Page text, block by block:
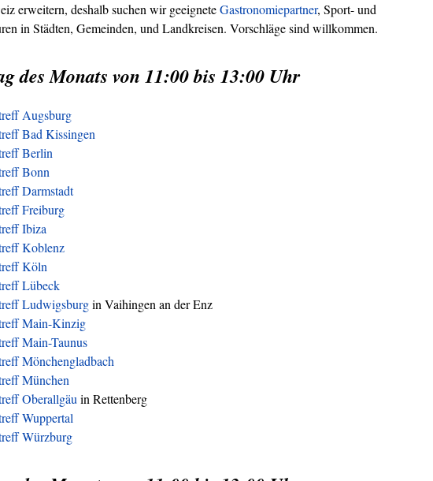
erweitern, deshalb suchen wir geeigneteGastronomiepartner, Sport- und
in Städten, Gemeinden, und Landkreisen. Vorschläge sind willkommen.
des Monats von 11:00 bis 13:00 Uhr
Augsburg
Bad Kissingen
Berlin
Bonn
Darmstadt
Freiburg
Ibiza
Koblenz
Köln
Lübeck
Ludwigsburgin Vaihingen an der Enz
Main-Kinzig
Main-Taunus
Mönchengladbach
München
Oberallgäuin Rettenberg
Wuppertal
Würzburg